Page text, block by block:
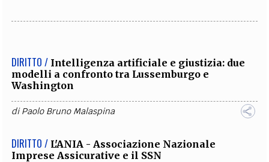
DIRITTO / Intelligenza artificiale e giustizia: due
modelli a confronto tra Lussemburgo e
Washington
diPaolo Bruno Malaspina
DIRITTO / L'ANIA - Associazione Nazionale
Imprese Assicurative e il SSN